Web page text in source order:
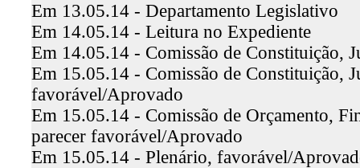
Em 13.05.14 - Departamento Legislativo
Em 14.05.14 - Leitura no Expediente
Em 14.05.14 - Comissão de Constituição,
Em 15.05.14 - Comissão de Constituição,
favorável/Aprovado
Em 15.05.14 - Comissão de Orçamento,
parecer favorável/Aprovado
Em 15.05.14 - Plenário, favorável/